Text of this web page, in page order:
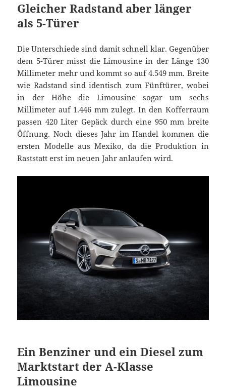
Gleicher Radstand aber länger
als 5-Türer
Die Unterschiede sind damit schnell klar. Gegenüber
dem 5-Türer misst die Limousine in der Länge 130
Millimeter mehr und kommt so auf 4.549 mm. Breite
wie Radstand sind identisch zum Fünftürer, wobei
in der Höhe die Limousine sogar um sechs
Millimeter auf 1.446 mm zulegt. In den Kofferraum
passen 420 Liter Gepäck durch eine 950 mm breite
Öffnung. Noch dieses Jahr im Handel kommen die
ersten Modelle aus Mexiko, da die Produktion in
Raststatt erst im neuen Jahr anlaufen wird.
Ein Benziner und ein Diesel zum
Marktstart der A-Klasse
Limousine